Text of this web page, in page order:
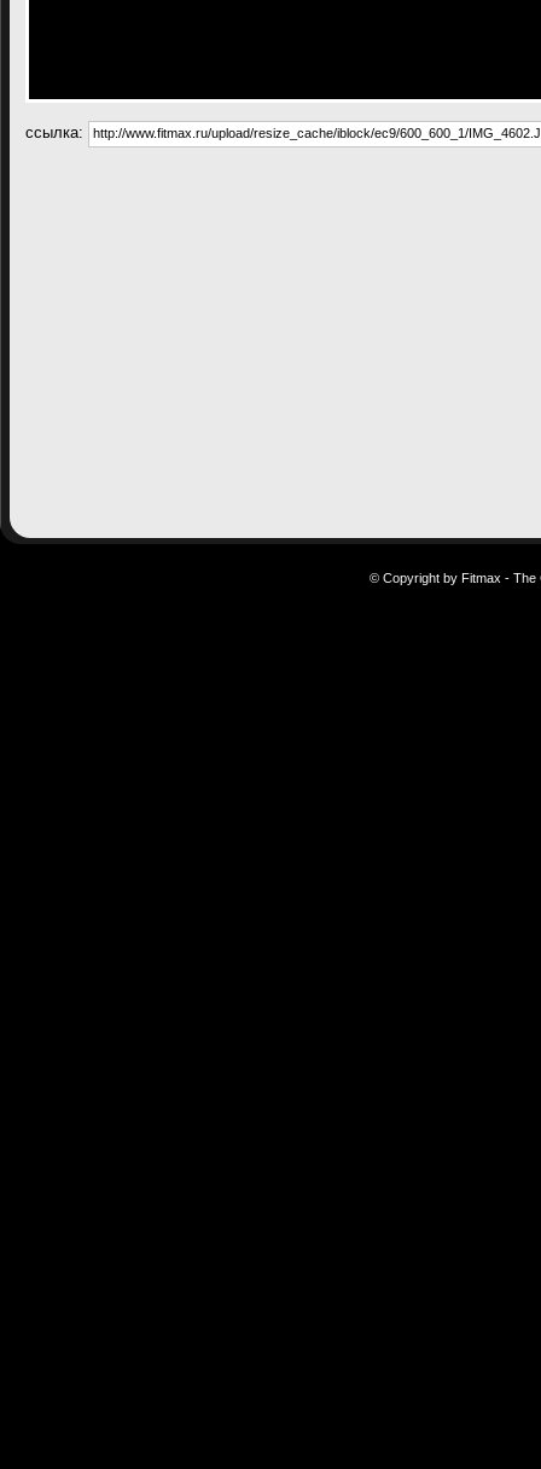
cсылка:
© Copyright by Fitmax - The